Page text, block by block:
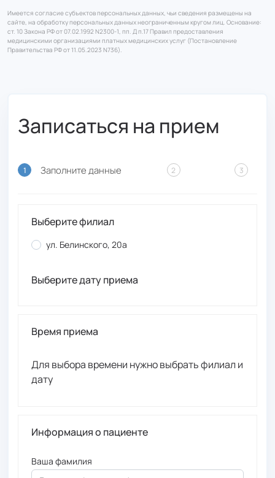
Имеется согласие субъектов персональных данных, чьи сведения размещены на
сайте, на обработку персональных данных неограниченным кругом лиц. Основание:
ст. 10 Закона РФ от 07.02.1992 N2300-1, пп. Д п.17 Правил предоставления
медицинскими организациями платных медицинских услуг (Постановление
Правительства РФ от 11.05.2023 N736).
Записаться на прием
1 Заполните данные 2 3
Выберите филиал
ул. Белинского, 20а
Выберите дату приема
Время приема
Для выбора времени нужно выбрать филиал и
дату
Информация о пациенте
Ваша фамилия